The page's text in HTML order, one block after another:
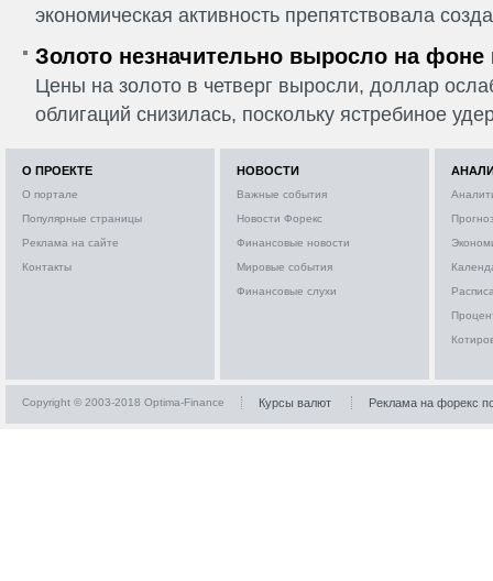
экономическая активность препятствовала
Золото незначительно выросло на фоне
Цены на золото в четверг выросли, доллар
облигаций снизилась, поскольку ястребиное
О ПРОЕКТЕ
О портале
Популярные страницы
Реклама на сайте
Контакты
НОВОСТИ
Важные события
Новости Форекс
Финансовые новости
Мировые события
Финансовые слухи
Copyright © 2003-2018 Optima-Finance Курсы валют Реклама на форекс